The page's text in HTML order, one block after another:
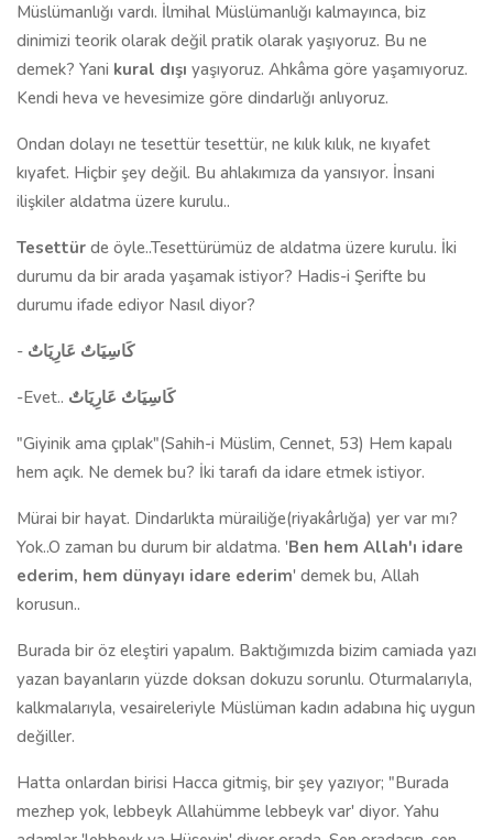
Müslümanlığı vardı. İlmihal Müslümanlığı kalmayınca, biz
dinimizi teorik olarak değil pratik olarak yaşıyoruz. Bu ne
demek? Yani kural dışı yaşıyoruz. Ahkâma göre yaşamıyoruz.
Kendi heva ve hevesimize göre dindarlığı anlıyoruz.
Ondan dolayı ne tesettür tesettür, ne kılık kılık, ne kıyafet
kıyafet. Hiçbir şey değil. Bu ahlakımıza da yansıyor. İnsani
ilişkiler aldatma üzere kurulu..
Tesettür de öyle..Tesettürümüz de aldatma üzere kurulu. İki
durumu da bir arada yaşamak istiyor? Hadis-i Şerifte bu
durumu ifade ediyor Nasıl diyor?
- كَاسِيَاتٌ عَارِيَاتٌ
-Evet.. كَاسِيَاتٌ عَارِيَاتٌ
"Giyinik ama çıplak"(Sahih-i Müslim, Cennet, 53) Hem kapalı
hem açık. Ne demek bu? İki tarafı da idare etmek istiyor.
Mürai bir hayat. Dindarlıkta mürailiğe(riyakârlığa) yer var mı?
Yok..O zaman bu durum bir aldatma. 'Ben hem Allah'ı idare
ederim, hem dünyayı idare ederim' demek bu, Allah
korusun..
Burada bir öz eleştiri yapalım. Baktığımızda bizim camiada yazı
yazan bayanların yüzde doksan dokuzu sorunlu. Oturmalarıyla,
kalkmalarıyla, vesaireleriyle Müslüman kadın adabına hiç uygun
değiller.
Hatta onlardan birisi Hacca gitmiş, bir şey yazıyor; "Burada
mezhep yok, lebbeyk Allahümme lebbeyk var' diyor. Yahu